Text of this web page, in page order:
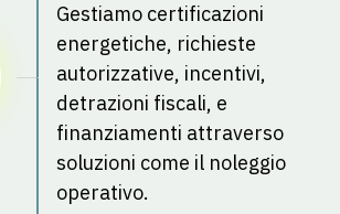
Gestiamo certificazioni
energetiche, richieste
autorizzative, incentivi,
detrazioni fiscali, e
finanziamenti attraverso
soluzioni come il noleggio
operativo.